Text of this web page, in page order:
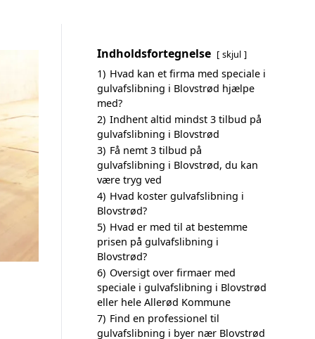
Indholdsfortegnelse skjul
1) Hvad kan et firma med speciale i
gulvafslibning i Blovstrød hjælpe
med?
2) Indhent altid mindst 3 tilbud på
gulvafslibning i Blovstrød
3) Få nemt 3 tilbud på
gulvafslibning i Blovstrød, du kan
være tryg ved
4) Hvad koster gulvafslibning i
Blovstrød?
5) Hvad er med til at bestemme
prisen på gulvafslibning i
Blovstrød?
6) Oversigt over firmaer med
speciale i gulvafslibning i Blovstrød
eller hele Allerød Kommune
7) Find en professionel til
gulvafslibning i byer nær Blovstrød